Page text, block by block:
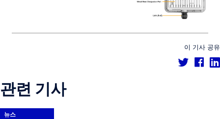
이 기사 공유
관련 기사
뉴스